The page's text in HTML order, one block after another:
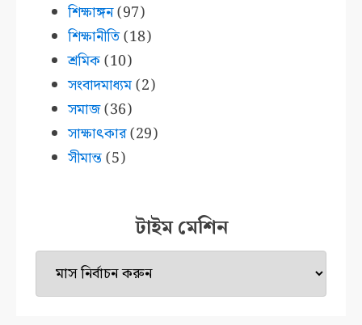
শিক্ষাঙ্গন(97)
শিক্ষানীতি(18)
শ্রমিক(10)
সংবাদমাধ্যম(2)
সমাজ(36)
সাক্ষাৎকার(29)
সীমান্ত(5)
টাইম মেশিন
টাইম
মেশিন